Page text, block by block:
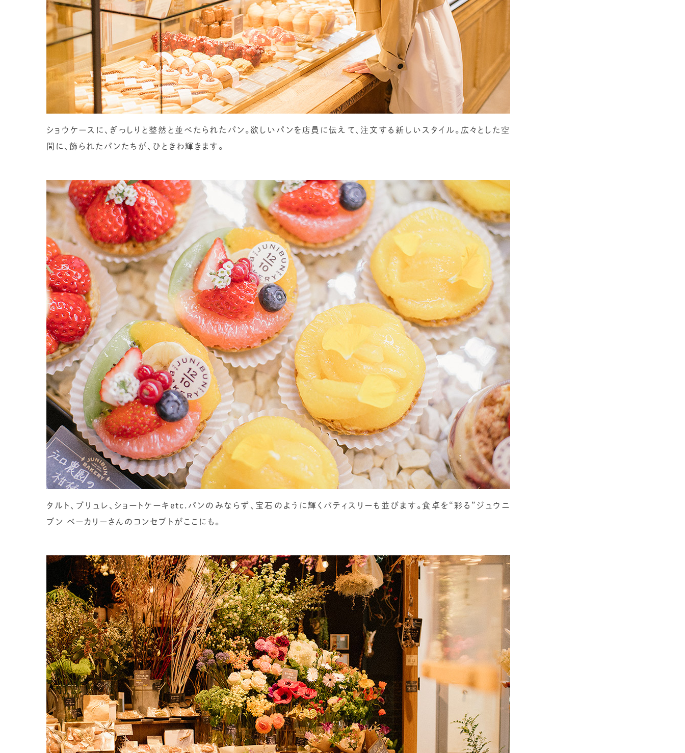
ショウケースに、ぎっしりと整然と並べたられたパン。欲しいパンを店員に伝えて、注文する新しいスタイル。広々とした空
間に、飾られたパンたちが、ひときわ輝きます。
タルト、ブリュレ、ショートケーキetc.パンのみならず、宝石のように輝くパティスリーも並びます。食卓を“彩る”ジュウニ
ブン ベーカリーさんのコンセプトがここにも。